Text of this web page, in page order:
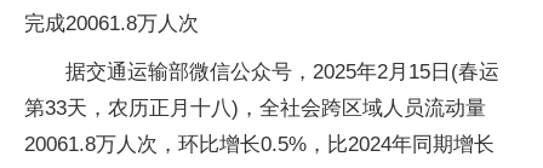
完成20061.8万人次
据交通运输部微信公众号，2025年2月15日(春运
第33天，农历正月十八)，全社会跨区域人员流动量
20061.8万人次，环比增长0.5%，比2024年同期增长